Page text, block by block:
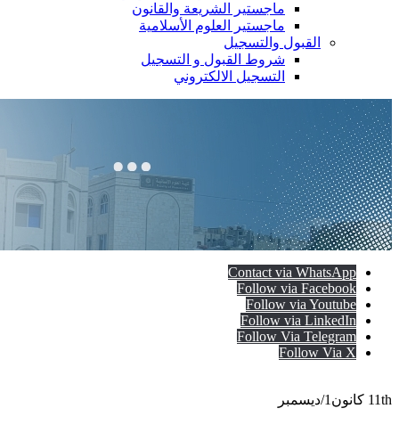
ماجستير الشريعة والقانون
ماجستير العلوم الأسلامية
القبول والتسجيل
شروط القبول و التسجيل
التسجيل الالكتروني
Contact via WhatsApp
Follow via Facebook
Follow via Youtube
Follow via LinkedIn
Follow Via Telegram
Follow Via X
11th كانون1/ديسمبر